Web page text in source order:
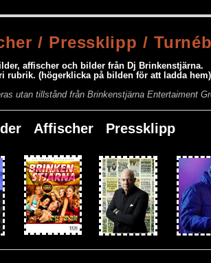
/ Pressklipp /
affischer och bilder från Dj Brinkenstjärna.
rubrik. (högerklicka på bilden för att ladda hem)
utan tillstånd från Brinkenstjärna Entertaiment
Affischer Pressklipp